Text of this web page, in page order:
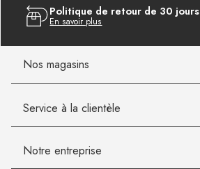
Politique de retour de 30 jours
En savoir plus
Nos magasins
Service à la clientèle
Notre entreprise